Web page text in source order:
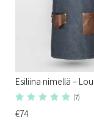
Esiliina nimellä –
(7)
€74